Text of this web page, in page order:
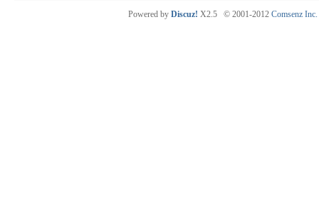
Powered by Discuz! X2.5 © 2001-2012 Comsenz Inc.